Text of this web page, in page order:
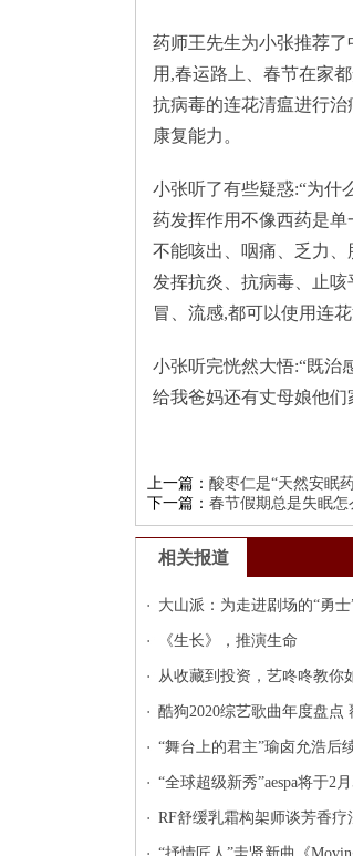
药师王先生为小张推荐
用,春运路上、春节在家
抗病毒的连花清瘟进行
康复能力。
小张听了有些疑惑:“为什
药发挥作用不像西药是
不能咳出、咽痛、乏力
发挥抗炎、抗病毒、止
冒、流感,都可以使用连
小张听完恍然大悟:“既治
给我爸妈还有丈母娘他
上一篇： 酸枣仁是“天然安眠
下一篇： 春节假期总是失眠怎
相关报道
大山派：为走进剧场的“勇士
《生长》，推演生命
从收藏到投资，艺咚咚教你
酷狗2020综艺歌曲年度盘点
“舞台上的君主”瑜卤允浩后
“全球超级新秀”aespa将于2
RF舒缓乳霜构架师谈芳香